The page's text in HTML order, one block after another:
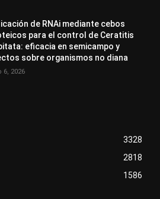
de RNAi mediante cebos
para el control de Ceratitis
eficacia en semicampo y
sobre organismos no diana
6, 2026
3328
2818
1586